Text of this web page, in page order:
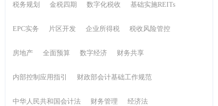
内部控制与风险管理 管理会计 会计信息化
政策解读 法律法规 中级会计
银行业专业人员职业资格考试 一级建造师
注册会计师 会计职业道德 税务师 初级会计实务
税务规划 金税四期 数字化税收 基础实施REITs
EPC实务 片区开发 企业所得税 税收风险管控
房地产 全面预算 数字经济 财务共享
内部控制应用指引 财政部会计基础工作规范
中华人民共和国会计法 财务管理 经济法